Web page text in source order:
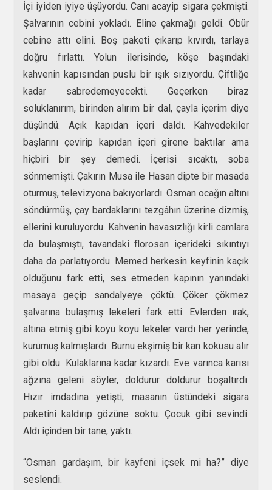
İçi iyiden iyiye üşüyordu. Canı acayip sigara çekmişti.
Şalvarının cebini yokladı. Eline çakmağı geldi. Öbür
cebine attı elini. Boş paketi çıkarıp kıvırdı, tarlaya
doğru fırlattı. Yolun ilerisinde, köşe başındaki
kahvenin kapısından puslu bir ışık sızıyordu. Çiftliğe
kadar sabredemeyecekti. Geçerken biraz
soluklanırım, birinden alırım bir dal, çayla içerim diye
düşündü. Açık kapıdan içeri daldı. Kahvedekiler
başlarını çevirip kapıdan içeri girene baktılar ama
hiçbiri bir şey demedi. İçerisi sıcaktı, soba
sönmemişti. Çakırın Musa ile Hasan dipte bir masada
oturmuş, televizyona bakıyorlardı. Osman ocağın altını
söndürmüş, çay bardaklarını tezgâhın üzerine dizmiş,
ellerini kuruluyordu. Kahvenin havasızlığı kirli camlara
da bulaşmıştı, tavandaki florosan içerideki sıkıntıyı
daha da parlatıyordu. Memed herkesin keyfinin kaçık
olduğunu fark etti, ses etmeden kapının yanındaki
masaya geçip sandalyeye çöktü. Çöker çökmez
şalvarına bulaşmış lekeleri fark etti. Evlerden ırak,
altına etmiş gibi koyu koyu lekeler vardı her yerinde,
kurumuş kalmışlardı. Burnu ekşimiş bir kan kokusu alır
gibi oldu. Kulaklarına kadar kızardı. Eve varınca karısı
ağzına geleni söyler, doldurur doldurur boşaltırdı.
Hızır imdadına yetişti, masanın üstündeki sigara
paketini kaldırıp gözüne soktu. Çocuk gibi sevindi.
Aldı içinden bir tane, yaktı.
“Osman gardaşım, bir kayfeni içsek mi ha?” diye
seslendi.